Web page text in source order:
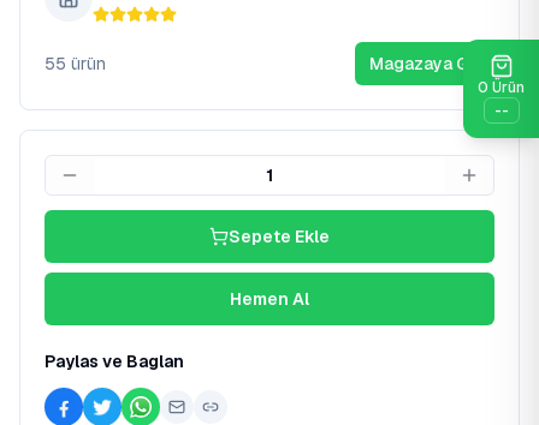
55 ürün Magazaya Git
1
Sepete Ekle
Hemen Al
Paylas ve Baglan
0 Ürün
--